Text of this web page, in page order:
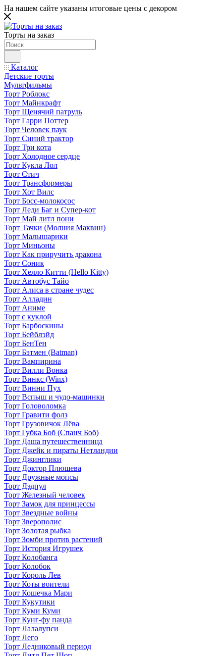
На нашем сайте указаны итоговые цены с декором
Торты на заказ
Каталог
Детские торты
Мультфильмы
Торт Роблокс
Торт Майнкрафт
Торт Щенячий патруль
Торт Гарри Поттер
Торт Человек паук
Торт Синий трактор
Торт Три кота
Торт Холодное сердце
Торт Кукла Лол
Торт Стич
Торт Трансформеры
Торт Хот Вилс
Торт Босс-молокосос
Торт Леди Баг и Супер-кот
Торт Май литл пони
Торт Тачки (Молния Маквин)
Торт Малышарики
Торт Миньоны
Торт Как приручить дракона
Торт Соник
Торт Хелло Китти (Hello Kitty)
Торт Автобус Тайо
Торт Алиса в стране чудес
Торт Алладин
Торт Аниме
Торт с куклой
Торт Барбоскины
Торт Бейблэйд
Торт БенТен
Торт Бэтмен (Batman)
Торт Вампирина
Торт Вилли Вонка
Торт Винкс (Winx)
Торт Винни Пух
Торт Вспыш и чудо-машинки
Торт Головоломка
Торт Гравити фолз
Торт Грузовичок Лёва
Торт Губка Боб (Спанч Боб)
Торт Даша путешественница
Торт Джейк и пираты Нетландии
Торт Джинглики
Торт Доктор Плюшева
Торт Дружные мопсы
Торт Дэдпул
Торт Железный человек
Торт Замок для принцессы
Торт Звездные войны
Торт Зверополис
Торт Золотая рыбка
Торт Зомби против растений
Торт История Игрушек
Торт Колобанга
Торт Колобок
Торт Король Лев
Торт Коты воители
Торт Кошечка Мари
Торт Кукутики
Торт Куми Куми
Торт Кунг-фу панда
Торт Лалалупси
Торт Лего
Торт Ледниковый период